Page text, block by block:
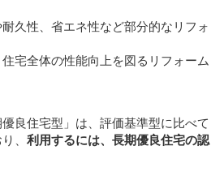
久性、省エネ性など部分的なリフォ
宅全体の性能向上を図るリフォーム
優良住宅型」は、評価基準型に比べて
、 利用するには、長期優良住宅の認